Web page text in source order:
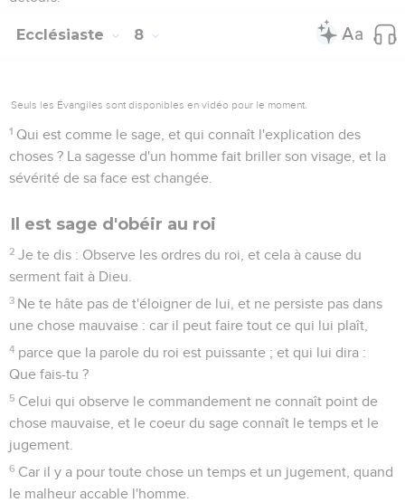
Ecclésiaste 8
Seuls les Évangiles sont disponibles en vidéo pour le moment.
1 Qui est comme le sage, et qui connaît l'explication des
choses ? La sagesse d'un homme fait briller son visage, et la
sévérité de sa face est changée.
Il est sage d'obéir au roi
2 Je te dis : Observe les ordres du roi, et cela à cause du
serment fait à Dieu.
3 Ne te hâte pas de t'éloigner de lui, et ne persiste pas dans
une chose mauvaise : car il peut faire tout ce qui lui plaît,
4 parce que la parole du roi est puissante ; et qui lui dira :
Que fais-tu ?
5 Celui qui observe le commandement ne connaît point de
chose mauvaise, et le coeur du sage connaît le temps et le
jugement.
6 Car il y a pour toute chose un temps et un jugement, quand
le malheur accable l'homme.